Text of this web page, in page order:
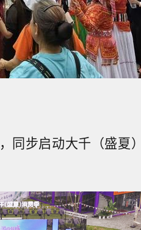
同步启动大千（盛夏